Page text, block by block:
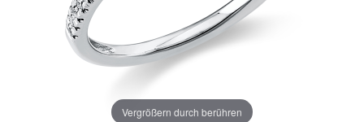
Vergrößern durch berühren